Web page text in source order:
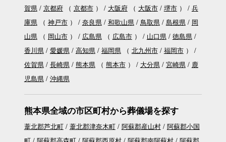
賀県
京都府（ 京都市） 大阪府（ 大阪市 堺市）
兵
庫県（ 神戸市） 奈良県 和歌山県 鳥取県 島根県
岡
山県（ 岡山市） 広島県（ 広島市） 山口県
徳島県
香川県
愛媛県 高知県 福岡県（ 北九州市 福岡市）
佐賀県
長崎県 熊本県（ 熊本市） 大分県 宮崎県
鹿
児島県
沖縄県
熊本県全域の市区町村から葬儀場を探す
葦北郡芦北町 葦北郡津奈木町 阿蘇郡産山村
阿蘇郡小国